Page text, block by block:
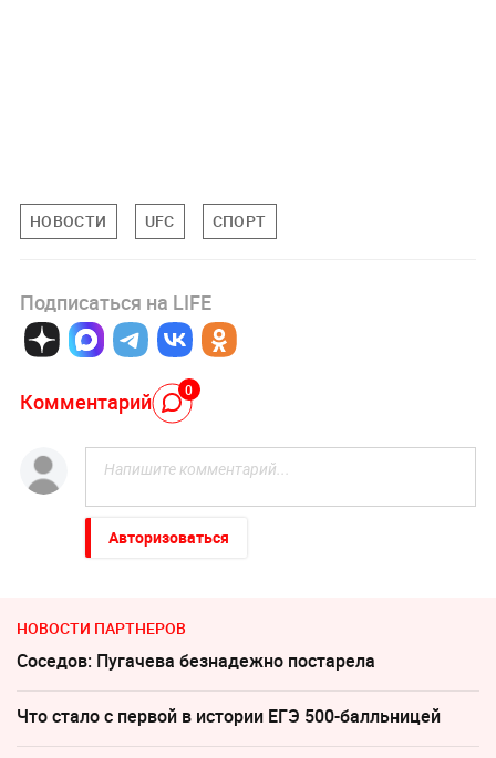
НОВОСТИ UFC СПОРТ
Подписаться на LIFE
Комментарий 0
Авторизоваться
НОВОСТИ ПАРТНЕРОВ
Соседов: Пугачева безнадежно постарела
Что стало с первой в истории ЕГЭ 500-балльницей